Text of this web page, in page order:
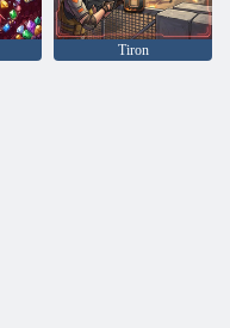
Tiron